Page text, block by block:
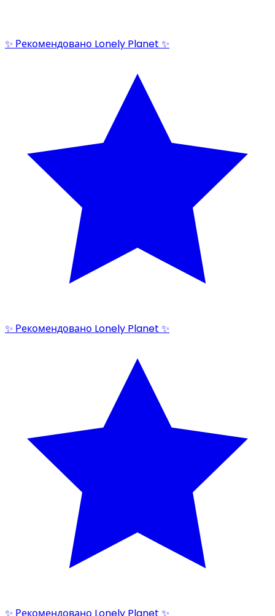
✨ Рекомендовано Lonely Planet ✨
✨ Рекомендовано Lonely Planet ✨